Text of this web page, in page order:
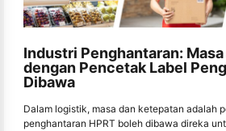
Industri Penghantaran:
dengan Pencetak Label
Dibawa
Dalam logistik, masa dan ketepatan adalah
penghantaran HPRT boleh dibawa direka